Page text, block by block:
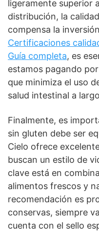
ligeramente superior
distribución, la
compensa la
Certificaciones
Guía completa, es
estamos pagando
que minimiza el uso
salud intestinal a
Finalmente, es
sin gluten debe ser
Cielo ofrece
buscan un estilo de
clave está en
alimentos frescos y
recomendación es
conservas, siempre
cuenta con el sello